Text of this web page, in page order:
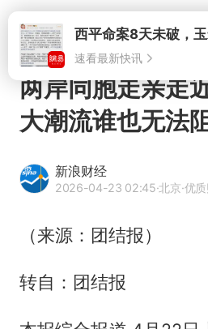
速看最新快讯
两岸同胞走亲走
大潮流谁也无法
新浪财经
2026-04-23 02:45·北京·优质
（来源：团结报）
转自：团结报